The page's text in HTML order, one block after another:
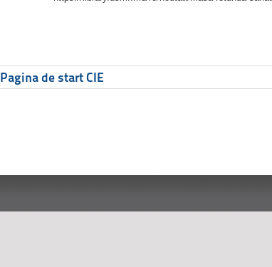
Pagina de start CIE